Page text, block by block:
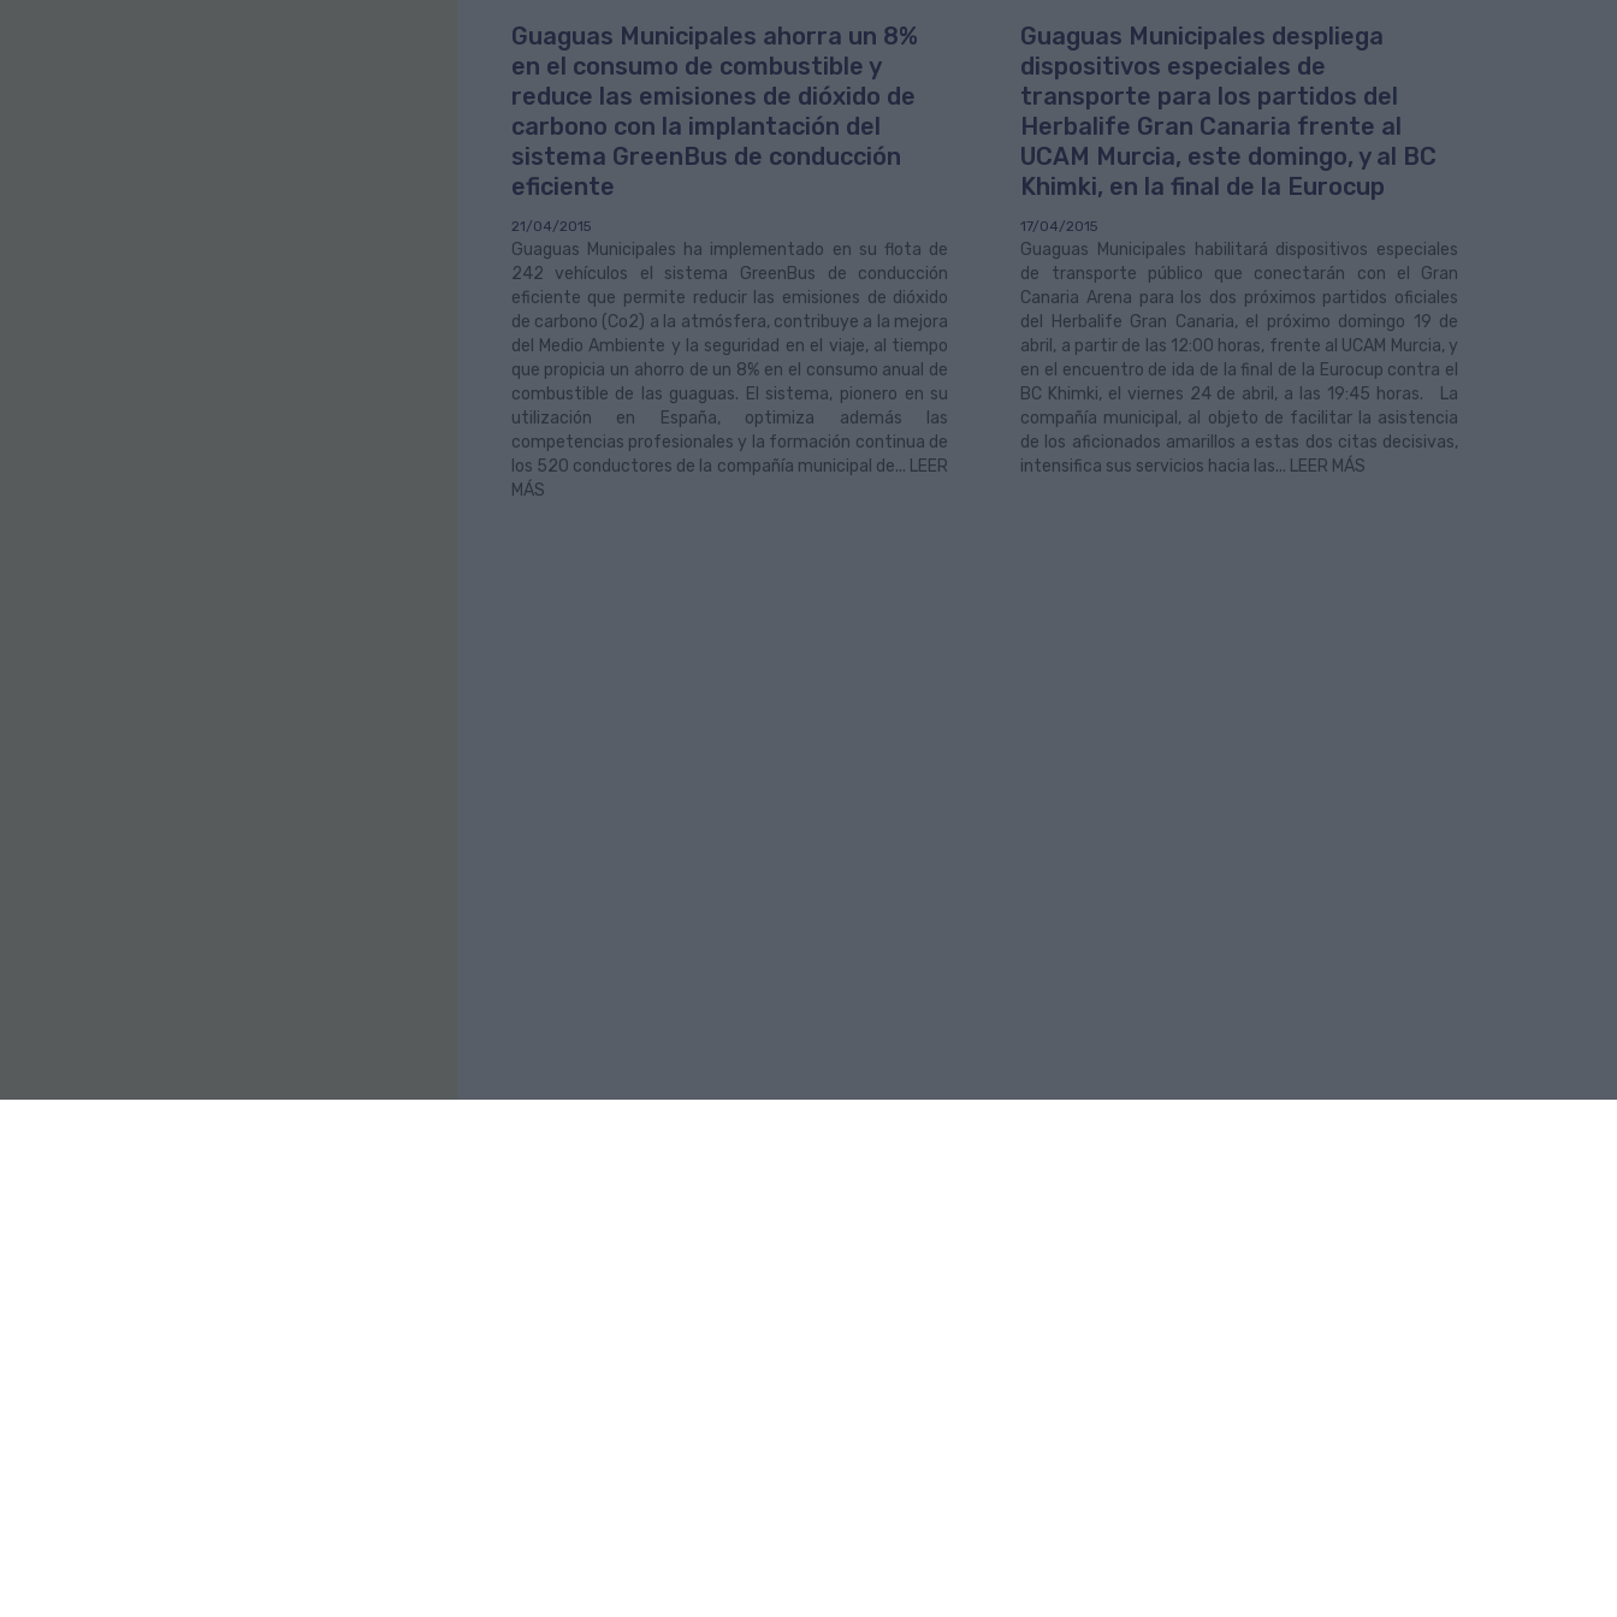
Guaguas Municipales ahorra un 8%
en el consumo de combustible y
reduce las emisiones de dióxido de
carbono con la implantación del
sistema GreenBus de conducción
eficiente
21/04/2015
Guaguas Municipales ha implementado en su flota de
242 vehículos el sistema GreenBus de conducción
eficiente que permite reducir las emisiones de dióxido
de carbono (Co2) a la atmósfera, contribuye a la mejora
del Medio Ambiente y la seguridad en el viaje, al tiempo
que propicia un ahorro de un 8% en el consumo anual de
combustible de las guaguas. El sistema, pionero en su
utilización en España, optimiza además las
competencias profesionales y la formación continua de
los 520 conductores de la compañía municipal de... LEER
MÁS
Guaguas Municipales despliega
dispositivos especiales de
transporte para los partidos del
Herbalife Gran Canaria frente al
UCAM Murcia, este domingo, y al BC
Khimki, en la final de la Eurocup
17/04/2015
Guaguas Municipales habilitará dispositivos especiales
de transporte público que conectarán con el Gran
Canaria Arena para los dos próximos partidos oficiales
del Herbalife Gran Canaria, el próximo domingo 19 de
abril, a partir de las 12:00 horas, frente al UCAM Murcia, y
en el encuentro de ida de la final de la Eurocup contra el
BC Khimki, el viernes 24 de abril, a las 19:45 horas. La
compañía municipal, al objeto de facilitar la asistencia
de los aficionados amarillos a estas dos citas decisivas,
intensifica sus servicios hacia las... LEER MÁS